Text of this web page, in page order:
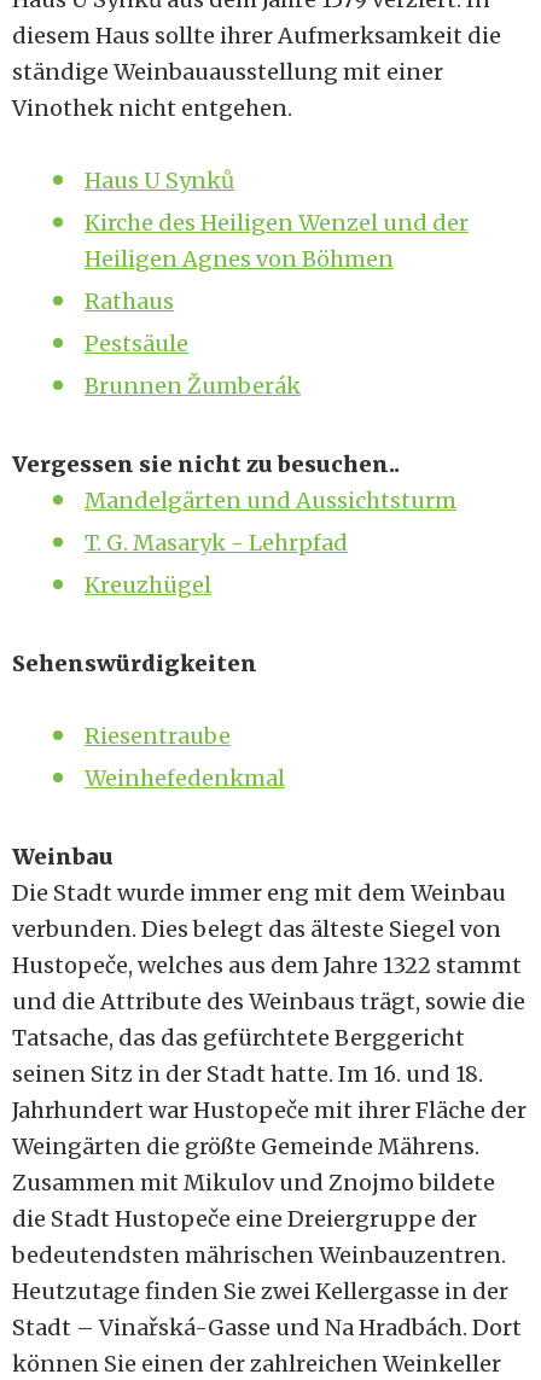
diesem Haus sollte ihrer Aufmerksamkeit die
ständige Weinbauausstellung mit einer
Vinothek nicht entgehen.
Haus U Synků
Kirche des Heiligen Wenzel und der
Heiligen Agnes von Böhmen
Rathaus
Pestsäule
Brunnen Žumberák
Vergessen sie nicht zu besuchen..
Mandelgärten und Aussichtsturm
T. G. Masaryk - Lehrpfad
Kreuzhügel
Sehenswürdigkeiten
Riesentraube
Weinhefedenkmal
Weinbau
Die Stadt wurde immer eng mit dem Weinbau
verbunden. Dies belegt das älteste Siegel von
Hustopeče, welches aus dem Jahre 1322 stammt
und die Attribute des Weinbaus trägt, sowie die
Tatsache, das das gefürchtete Berggericht
seinen Sitz in der Stadt hatte. Im 16. und 18.
Jahrhundert war Hustopeče mit ihrer Fläche der
Weingärten die größte Gemeinde Mährens.
Zusammen mit Mikulov und Znojmo bildete
die Stadt Hustopeče eine Dreiergruppe der
bedeutendsten mährischen Weinbauzentren.
Heutzutage finden Sie zwei Kellergasse in der
Stadt – Vinařská-Gasse und Na Hradbách. Dort
können Sie einen der zahlreichen Weinkeller